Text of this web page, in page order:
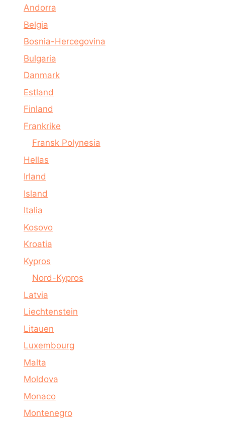
Andorra
Belgia
Bosnia-Hercegovina
Bulgaria
Danmark
Estland
Finland
Frankrike
Fransk Polynesia
Hellas
Irland
Island
Italia
Kosovo
Kroatia
Kypros
Nord-Kypros
Latvia
Liechtenstein
Litauen
Luxembourg
Malta
Moldova
Monaco
Montenegro